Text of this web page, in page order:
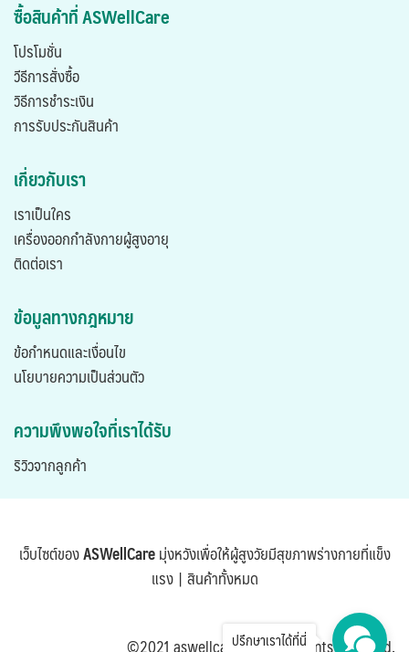
ซื้อสินค้าที่ ASWellCare
โปรโมชั่น
วีธีการสั่งซื้อ
วิธีการชำระเงิน
การรับประกันสินค้า
เกี่ยวกับเรา
เราเป็นใคร
เครื่องออกกำลังกายผู้สูงอายุ
ติดต่อเรา
ข้อมูลทางกฎหมาย
ข้อกำหนดและเงื่อนไข
นโยบายความเป็นส่วนตัว
ความพึงพอใจที่เราได้รับ
ริวิวจากลูกค้า
เว็บไซต์ของASWellCareมุ่งหวังเพื่อให้ผู้สูงวัยมีสุขภาพร่างกายที่แข็ง
แรง | สินค้าทั้งหมด
©2021 aswellcare.com. All rights reserved.
ปรึกษาเราได้ที่นี่